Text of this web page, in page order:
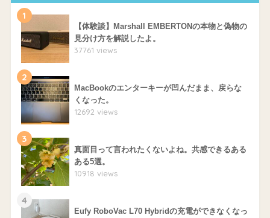
1
【体験談】Marshall EMBERTONの本物と偽物の
見分け方を解説したよ。
37761 views
2
MacBookのエンターキーが凹んだまま、戻らな
くなった。
12692 views
3
真面目って言われたくないよね。共感できるある
ある5選。
10918 views
4
Eufy RoboVac L70 Hybridの充電ができなくなっ